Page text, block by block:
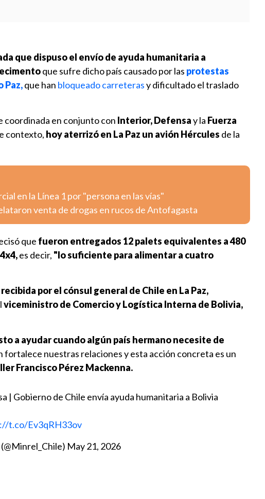
que dispuso el envío de ayuda humanitaria a
que sufre dicho país causado por las protestas
Paz,que han bloqueado carreterasy dificultado el traslado
coordinada en conjunto con Interior, Defensay la Fuerza
contexto, hoy aterrizó en La Paz un avión Hércules de la
en la Línea 1 por "persona en las vías"
venta de drogas en rucos de Antofagasta
que fueron entregados 12 palets equivalentes a 480
es decir, "lo suficiente para alimentar a cuatro
recibida por el cónsul general de Chile en La Paz,
viceministro de Comercio y Logística Interna de Bolivia,
a ayudar cuando algún país hermano necesite de
fortalece nuestras relaciones y esta acción concreta es un
Francisco Pérez Mackenna.
| Gobierno de Chile envía ayuda humanitaria a Bolivia
t.co/Ev3qRH33ov
May 21, 2026